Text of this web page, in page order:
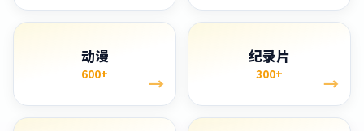
动漫
600+ →
纪录片
300+ →